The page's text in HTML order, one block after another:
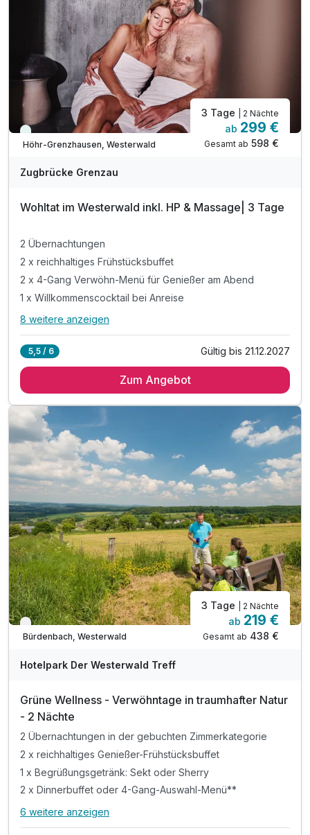
WAR
202
Immer verfügbar
Höhr-Grenzhausen, Westerwald
3 Tage | 2 Nächte
ab 299 €
Gesamt ab 598 €
Zugbrücke Grenzau
Wohltat im Westerwald inkl. HP & Massage| 3 Tage
2 Übernachtungen
2 x reichhaltiges Frühstücksbuffet
2 x 4-Gang Verwöhn-Menü für Genießer am Abend
1 x Willkommenscocktail bei Anreise
Alle Inklusivleistungen
2 x reichhaltiges Frühstücksbuffet
1 x Willkommenscocktail bei Anreise
1 x Gesichtsbehandlung mit Abreinigung, Peeling,
Wirkstoffserum, Massageauswahl,
Maske und Abschlusspflege (ca. 60 Min.)
1 x Fußpackung,
1 x Handmaske während der Gesichtsbehandlung
inkl. Nutzung des Waldrausch Spa & Sport*
inkl. kostenfreies W-Lan im gesamten Hotel
inkl. digitale Gästemappe
8 weitere anzeigen
5,5 / 6 Gültig bis 21.12.2027
Zum Angebot
Verfügbar bis Dezember
Bürdenbach, Westerwald
3 Tage | 2 Nächte
ab 219 €
Gesamt ab 438 €
Hotelpark Der Westerwald Treff
Grüne Wellness - Verwöhntage in traumhafter Natur
- 2 Nächte
2 Übernachtungen in der gebuchten Zimmerkategorie
2 x reichhaltiges Genießer-Frühstücksbuffet
1 x Begrüßungsgetränk: Sekt oder Sherry
2 x Dinnerbuffet oder 4-Gang-Auswahl-Menü**
Alle Inklusivleistungen
6 weitere anzeigen